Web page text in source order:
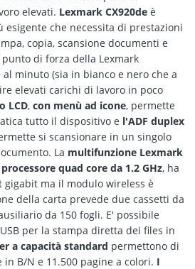
elevati. Lexmark CX920de è
esigente che necessita di prestazioni
copia, scansione documenti e
di forza della Lexmark
al minuto (sia in bianco e nero che a
elevati carichi di lavoro in poco
LCD, con menù ad icone, permette
tutto il dispositivo e l'ADF duplex
si scansionare in un singolo
La multifunzione Lexmark
processore quad core da 1.2 GHz, ha
gigabit ma il modulo wireless è
della carta prevede due cassetti da
da 150 fogli. E' possibile
per la stampa diretta dei files in
a capacità standard permettono di
B/N e 11.500 pagine a colori. I